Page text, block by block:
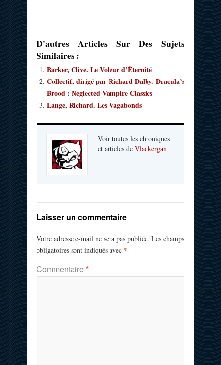
D'autres Articles Sur Des Sujets
Similaires :
Barker, Clive. Le Voleur d’Éternité
Collectif, dirigé par Richard Dalby. Dracula’s
Brood : Neglected Vampire Classics
Lange, Richard. Les Vagabonds
Voir toutes les chroniques
et articles de Vladkergan
Laisser un commentaire
Votre adresse e-mail ne sera pas publiée. Les champs
obligatoires sont indiqués avec *
Commentaire *